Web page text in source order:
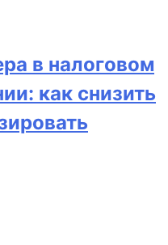
в налоговом
как снизить